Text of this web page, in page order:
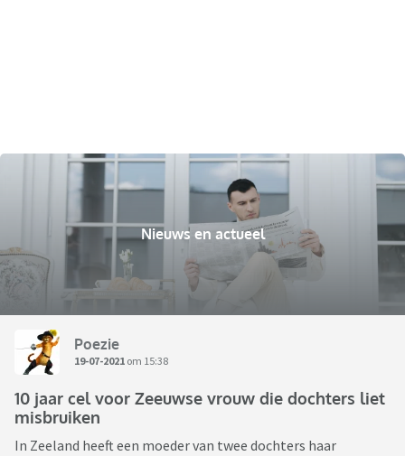
Nieuws en actueel
Poezie
19-07-2021 om 15:38
10 jaar cel voor Zeeuwse vrouw die dochters liet
misbruiken
In Zeeland heeft een moeder van twee dochters haar